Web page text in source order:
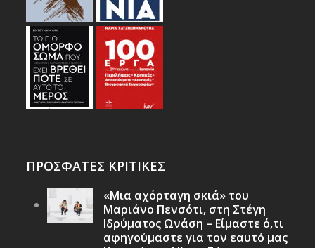
ΠΡΟΣΦΑΤΕΣ ΚΡΙΤΙΚΕΣ
«Μια αχόρταγη σκιά» του
Μαριάνο Πενσότι, στη Στέγη
Ιδρύματος Ωνάση – Είμαστε ό,τι
αφηγούμαστε για τον εαυτό μας